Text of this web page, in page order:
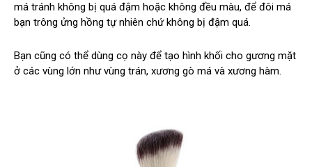
má tránh không bị quá đậm hoặc không đều màu, để đôi má
bạn trông ửng hồng tự nhiên chứ không bị đậm quá.
Bạn cũng có thể dùng cọ này để tạo hình khối cho gương mặt
ở các vùng lớn như vùng trán, xương gò má và xương hàm.